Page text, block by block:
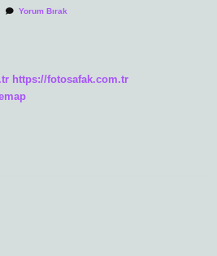
Yorum Bırak
https://fotosafak.com.tr